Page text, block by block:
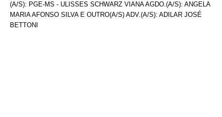
(A/S): PGE-MS - ULISSES SCHWARZ VIANA AGDO.(A/S): ANGELA
MARIA AFONSO SILVA E OUTRO(A/S) ADV.(A/S): ADILAR JOSÉ
BETTONI